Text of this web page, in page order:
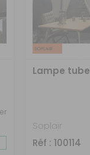
Lampe
Soplair
Réf : 100114